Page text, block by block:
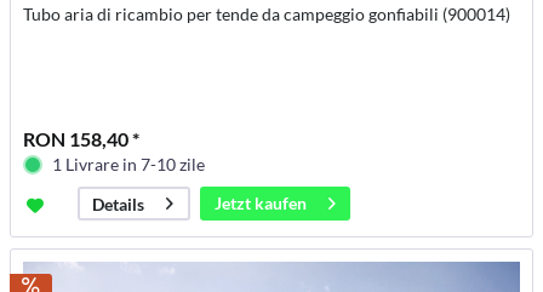
Tubo aria di ricambio per tende da campeggio gonfiabili (900014)
RON 158,40 *
1 Livrare in 7-10 zile
Details
Jetzt kaufen